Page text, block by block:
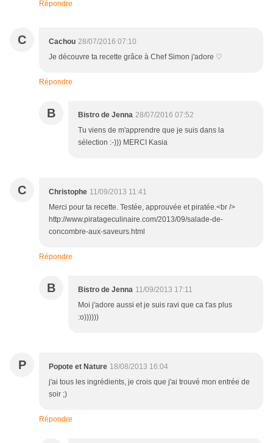
Répondre
C Cachou 28/07/2016 07:10
Je découvre ta recette grâce à Chef Simon j'adore ♡
Répondre
B Bistro de Jenna 28/07/2016 07:52
Tu viens de m'apprendre que je suis dans la
sélection :-))) MERCI Kasia
C Christophe 11/09/2013 11:41
Merci pour ta recette. Testée, approuvée et piratée.<br />
http://www.piratageculinaire.com/2013/09/salade-de-
concombre-aux-saveurs.html
Répondre
B Bistro de Jenna 11/09/2013 17:11
Moi j'adore aussi et je suis ravi que ca t'as plus
:o))))))
P Popote et Nature 18/08/2013 16:04
j'ai tous les ingrédients, je crois que j'ai trouvé mon entrée de
soir ;)
Répondre